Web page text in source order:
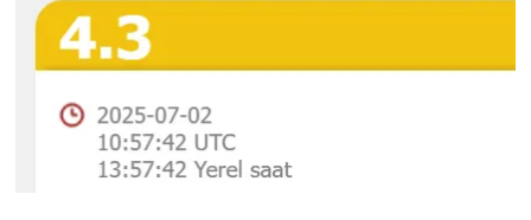
Vefat İlanları
Tarih
Hukuk